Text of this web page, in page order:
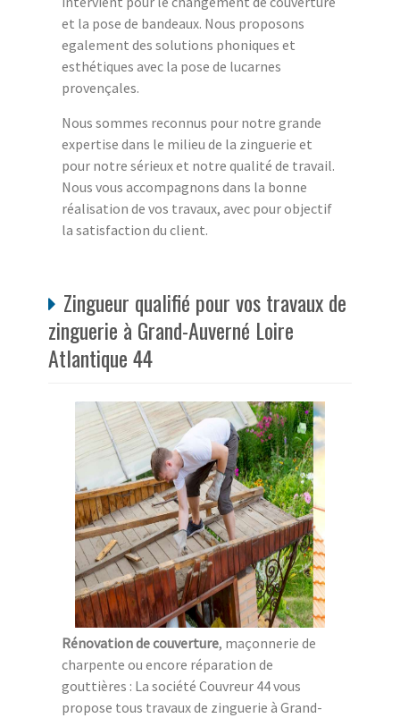
et la pose de bandeaux. Nous proposons
egalement des solutions phoniques et
esthétiques avec la pose de lucarnes
provençales.
Nous sommes reconnus pour notre grande
expertise dans le milieu de la zinguerie et
pour notre sérieux et notre qualité de travail.
Nous vous accompagnons dans la bonne
réalisation de vos travaux, avec pour objectif
la satisfaction du client.
Zingueur qualifié pour vos travaux de
zinguerie à Grand-Auverné Loire
Atlantique 44
Rénovation de couverture, maçonnerie de
charpente ou encore réparation de
gouttières : La société Couvreur 44 vous
propose tous travaux de zinguerie à Grand-